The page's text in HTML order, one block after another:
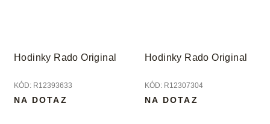
Hodinky Rado Original
KÓD: R12393633
NA DOTAZ
Hodinky Rado Original
KÓD: R12307304
NA DOTAZ